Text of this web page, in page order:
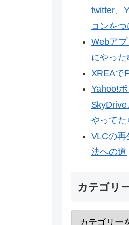
twitter、
コンをつ
Webア
にやった
XREAで
Yahoo!
SkyDrive
やってた
VLCの再
決への道
カテゴリ